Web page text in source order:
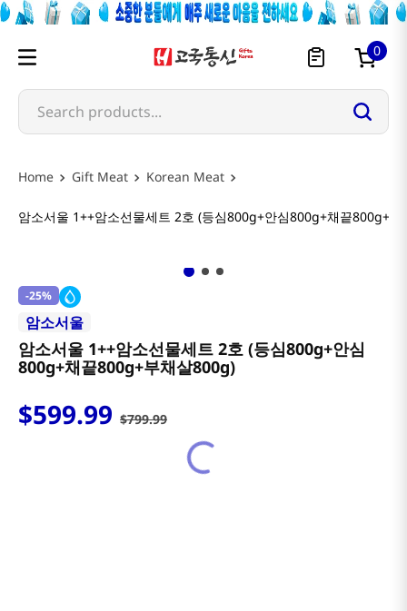
0
Search products...
Gift Meat Korean Meat
암소서울 1++암소선물세트 2호 (등심800g+안심800g+채끝800g+부
-25%
암소서울
암소서울 1++암소선물세트 2호 (등심800g+안심
800g+채끝800g+부채살800g)
$599.99 $799.99